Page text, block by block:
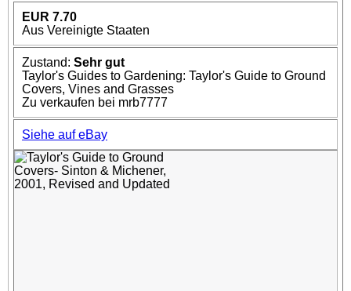
EUR 7.70
Aus Vereinigte Staaten
Zustand: Sehr gut
Taylor's Guides to Gardening: Taylor's Guide to Ground
Covers, Vines and Grasses
Zu verkaufen bei mrb7777
Siehe auf eBay